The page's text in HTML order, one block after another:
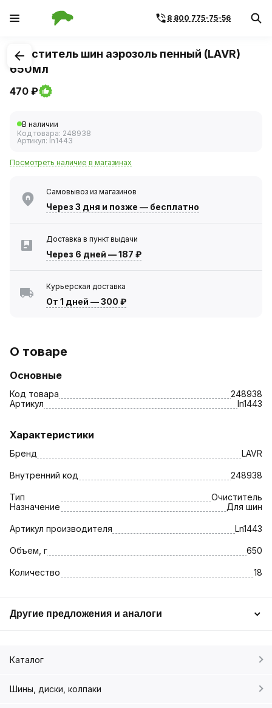
8 800 775-75-56
1/1
Очиститель шин аэрозоль пенный (LAVR)
650мл
470 ₽
В наличии
Код товара: 248938
Артикул: ln1443
Посмотреть наличие в магазинах
Самовывоз из магазинов
Через 3 дня и позже — бесплатно
Доставка в пункт выдачи
Через 6 дней —187 ₽
Курьерская доставка
От 1 дней —300 ₽
О товаре
Основные
Код товара
248938
Артикул
ln1443
Характеристики
Бренд LAVR
Внутренний код 248938
Тип
Очиститель
Назначение
Для шин
Артикул производителя Ln1443
Объем, г 650
Количество 18
Другие предложения и аналоги
Каталог
Шины, диски, колпаки